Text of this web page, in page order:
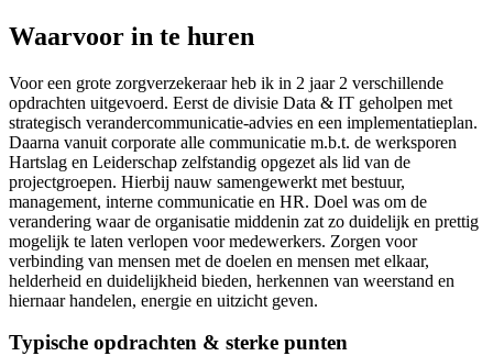
Waarvoor in te huren
Voor een grote zorgverzekeraar heb ik in 2 jaar 2 verschillende
opdrachten uitgevoerd. Eerst de divisie Data & IT geholpen met
strategisch verandercommunicatie-advies en een implementatieplan.
Daarna vanuit corporate alle communicatie m.b.t. de werksporen
Hartslag en Leiderschap zelfstandig opgezet als lid van de
projectgroepen. Hierbij nauw samengewerkt met bestuur,
management, interne communicatie en HR. Doel was om de
verandering waar de organisatie middenin zat zo duidelijk en prettig
mogelijk te laten verlopen voor medewerkers. Zorgen voor
verbinding van mensen met de doelen en mensen met elkaar,
helderheid en duidelijkheid bieden, herkennen van weerstand en
hiernaar handelen, energie en uitzicht geven.
Typische opdrachten & sterke punten